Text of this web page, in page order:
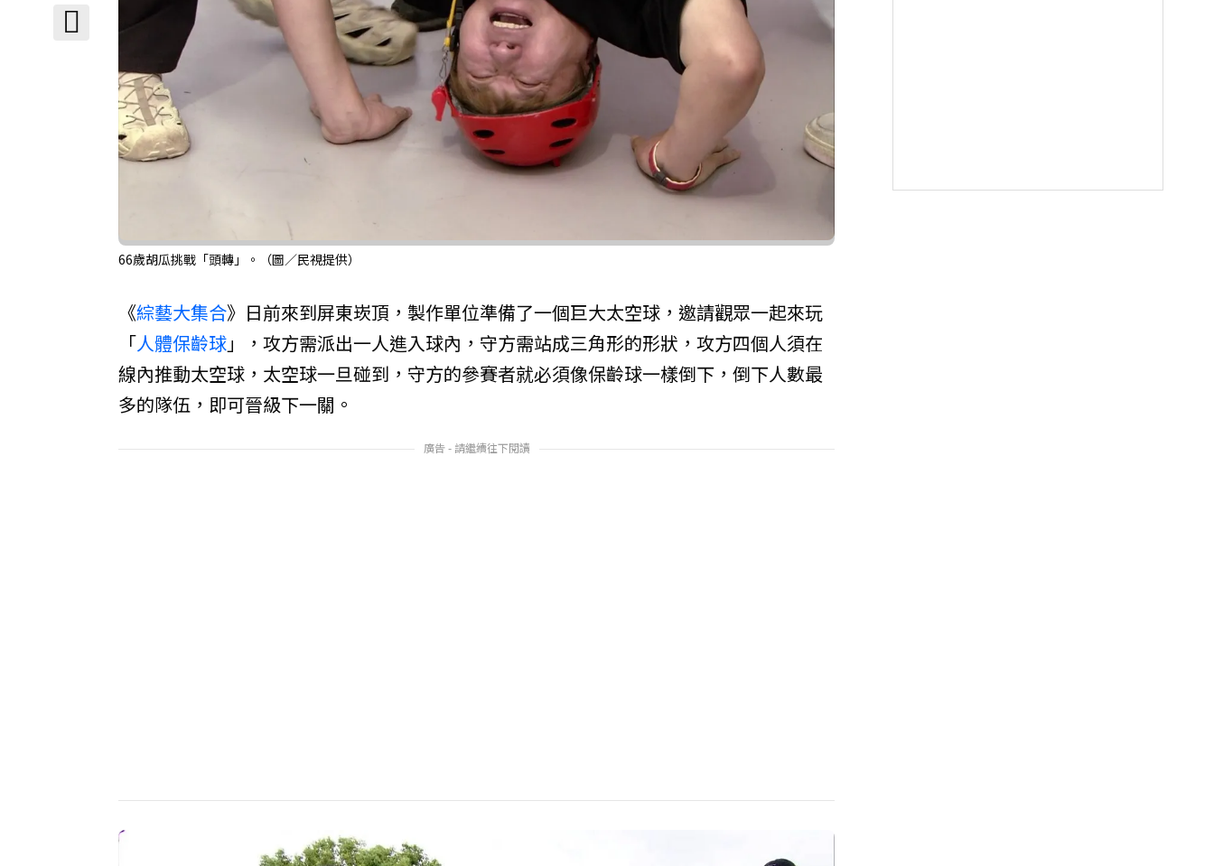
66歲胡瓜挑戰「頭轉」。（圖／民視提供）
《綜藝大集合》日前來到屏東崁頂，製作單位準備了一個巨大太空球，邀請觀眾一起來玩
「人體保齡球」，攻方需派出一人進入球內，守方需站成三角形的形狀，攻方四個人須在
線內推動太空球，太空球一旦碰到，守方的參賽者就必須像保齡球一樣倒下，倒下人數最
多的隊伍，即可晉級下一關。
廣告 - 請繼續往下閱讀